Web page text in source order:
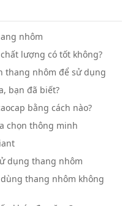
nhôm
lượng có tốt không?
thang nhôm để sử dụng
bạn đã biết?
bằng cách nào?
chọn thông minh
dụng thang nhôm
thang nhôm không